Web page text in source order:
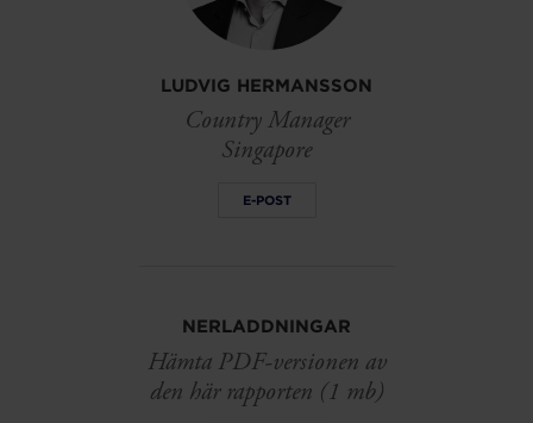
LUDVIG HERMANSSON
Country Manager
Singapore
E-POST
NERLADDNINGAR
Hämta PDF-versionen av
den här rapporten (1 mb)